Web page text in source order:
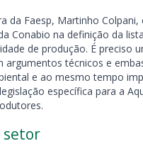
da Faesp, Martinho
Conabio na definição da
de produção. É preciso
técnicos e
e ao mesmo tempo
específica para a
setor